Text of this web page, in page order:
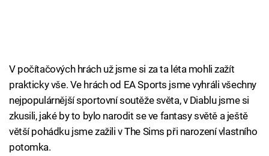
V počítačových hrách už jsme si za ta léta mohli zažít
prakticky vše. Ve hrách od EA Sports jsme vyhráli všechny
nejpopulárnější sportovní soutěže světa, v Diablu jsme si
zkusili, jaké by to bylo narodit se ve fantasy světě a ještě
větší pohádku jsme zažili v The Sims při narození vlastního
potomka.